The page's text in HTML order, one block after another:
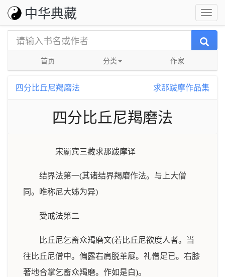
中华典藏
首页 分类 作家
四分比丘尼羯磨法 求那跋摩作品集
四分比丘尼羯磨法
宋罽宾三藏求那跋摩译
结界法第一(其诸结界羯磨作法。与上大僧
同。唯称尼大姊为异)
受戒法第二
比丘尼乞畜众羯磨文(若比丘尼欲度人者。当
往比丘尼僧中。偏露右肩脱革屣。礼僧足已。右膝
著地合掌乞畜众羯磨。作如是白)。